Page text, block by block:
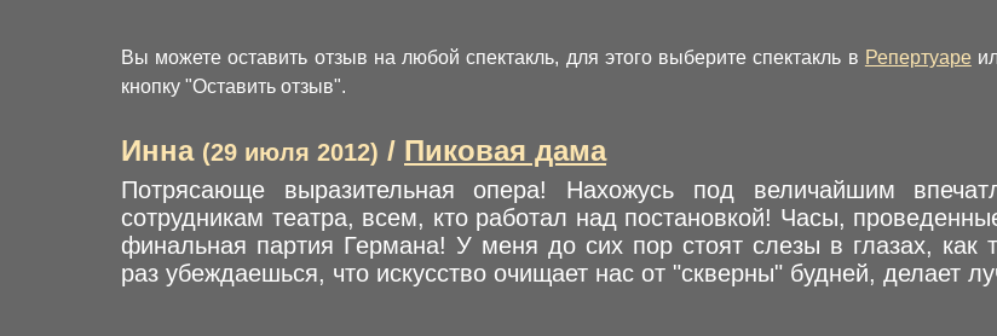
Вы можете оставить отзыв на любой спектакль, для этого выберите спектакль в Репертуаре
кнопку "Оставить отзыв".
Инна (29 июля 2012) / Пиковая дама
Потрясающе выразительная опера! Нахожусь под величайшим
сотрудникам театра, всем, кто работал над постановкой! Часы,
финальная партия Германа! У меня до сих пор стоят слезы в глазах, как
раз убеждаешься, что искусство очищает нас от "скверны" будней, делает